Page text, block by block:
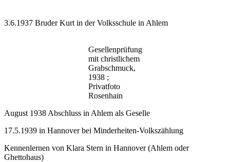
3.6.1937 Bruder Kurt in der Volksschule in Ahlem
Gesellenprüfung
mit christlichem
Grabschmuck,
1938 ;
Privatfoto
Rosenhain
August 1938 Abschluss in Ahlem als Geselle
17.5.1939 in Hannover bei Minderheiten-Volkszählung
Kennenlernen von Klara Stern in Hannover (Ahlem oder
Ghettohaus)